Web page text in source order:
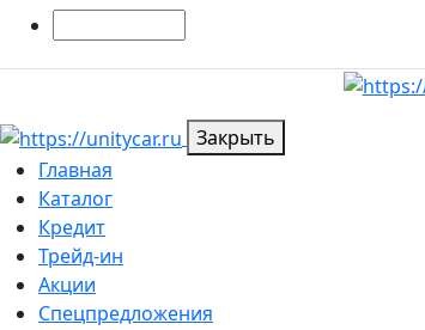
Закрыть
Главная
Каталог
Кредит
Трейд-ин
Акции
Спецпредложения